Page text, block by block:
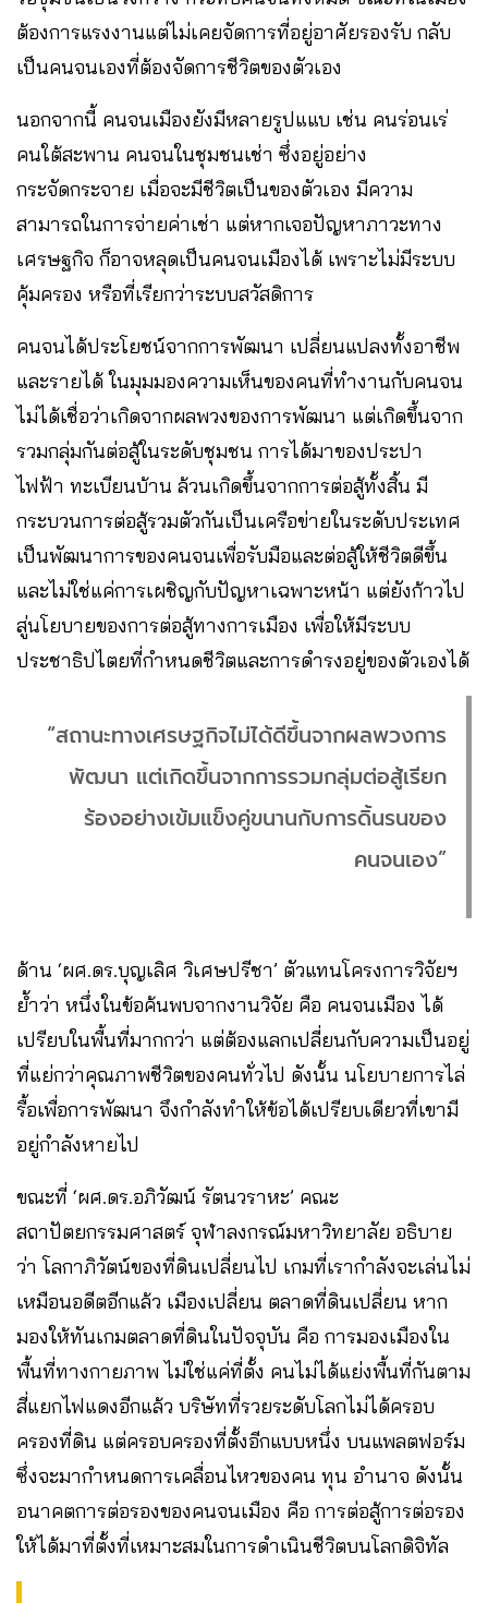
ต้องการแรงงานแต่ไม่เคยจัดการที่อยู่อาศัยรองรับ กลับ
เป็นคนจนเองที่ต้องจัดการชีวิตของตัวเอง
นอกจากนี้ คนจนเมืองยังมีหลายรูปแแบ เช่น คนร่อนเร่
คนใต้สะพาน คนจนในชุมชนเช่า ซึ่งอยู่อย่าง
กระจัดกระจาย เมื่อจะมีชีวิตเป็นของตัวเอง มีความ
สามารถในการจ่ายค่าเช่า แต่หากเจอปัญหาภาวะทาง
เศรษฐกิจ ก็อาจหลุดเป็นคนจนเมืองได้ เพราะไม่มีระบบ
คุ้มครอง หรือที่เรียกว่าระบบสวัสดิการ
คนจนได้ประโยชน์จากการพัฒนา เปลี่ยนแปลงทั้งอาชีพ
และรายได้ ในมุมมองความเห็นของคนที่ทำงานกับคนจน
ไม่ได้เชื่อว่าเกิดจากผลพวงของการพัฒนา แต่เกิดขึ้นจาก
รวมกลุ่มกันต่อสู้ในระดับชุมชน การได้มาของประปา
ไฟฟ้า ทะเบียนบ้าน ล้วนเกิดขึ้นจากการต่อสู้ทั้งสิ้น มี
กระบวนการต่อสู้รวมตัวกันเป็นเครือข่ายในระดับประเทศ
เป็นพัฒนาการของคนจนเพื่อรับมือและต่อสู้ให้ชีวิตดีขึ้น
และไม่ใช่แค่การเผชิญกับปัญหาเฉพาะหน้า แต่ยังก้าวไป
สู่นโยบายของการต่อสู้ทางการเมือง เพื่อให้มีระบบ
ประชาธิปไตยที่กำหนดชีวิตและการดำรงอยู่ของตัวเองได้
“สถานะทางเศรษฐกิจไม่ได้ดีขึ้นจากผลพวงการ
พัฒนา แต่เกิดขึ้นจากการรวมกลุ่มต่อสู้เรียก
ร้องอย่างเข้มแข็งคู่ขนานกับการดิ้นรนของ
คนจนเอง”
ด้าน ‘ผศ.ดร.บุญเลิศ วิเศษปรีชา’ ตัวแทนโครงการวิจัยฯ
ย้ำว่า หนึ่งในข้อค้นพบจากงานวิจัย คือ คนจนเมือง ได้
เปรียบในพื้นที่มากกว่า แต่ต้องแลกเปลี่ยนกับความเป็นอยู่
ที่แย่กว่าคุณภาพชีวิตของคนทั่วไป ดังนั้น นโยบายการไล่
รื้อเพื่อการพัฒนา จึงกำลังทำให้ข้อได้เปรียบเดียวที่เขามี
อยู่กำลังหายไป
ขณะที่ ‘ผศ.ดร.อภิวัฒน์ รัตนวราหะ’ คณะ
สถาปัตยกรรมศาสตร์ จุฬาลงกรณ์มหาวิทยาลัย อธิบาย
ว่า โลกาภิวัตน์ของที่ดินเปลี่ยนไป เกมที่เรากำลังจะเล่นไม่
เหมือนอดีตอีกแล้ว เมืองเปลี่ยน ตลาดที่ดินเปลี่ยน หาก
มองให้ทันเกมตลาดที่ดินในปัจจุบัน คือ การมองเมืองใน
พื้นที่ทางกายภาพ ไม่ใช่แค่ที่ตั้ง คนไม่ได้แย่งพื้นที่กันตาม
สี่แยกไฟแดงอีกแล้ว บริษัทที่รวยระดับโลกไม่ได้ครอบ
ครองที่ดิน แต่ครอบครองที่ตั้งอีกแบบหนึ่ง บนแพลตฟอร์ม
ซึ่งจะมากำหนดการเคลื่อนไหวของคน ทุน อำนาจ ดังนั้น
อนาคตการต่อรองของคนจนเมือง คือ การต่อสู้การต่อรอง
ให้ได้มาที่ตั้งที่เหมาะสมในการดำเนินชีวิตบนโลกดิจิทัล